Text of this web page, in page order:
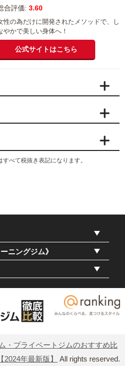
合評価: 3.60
性の為だけに開発されたメソッドで、し
やかで美しい身体へ！
公式サイトはこちら
べて税抜き表記になります。
ニングジム》
・プライベートジムのおすすめ比
年最新版】
All rights reserved.